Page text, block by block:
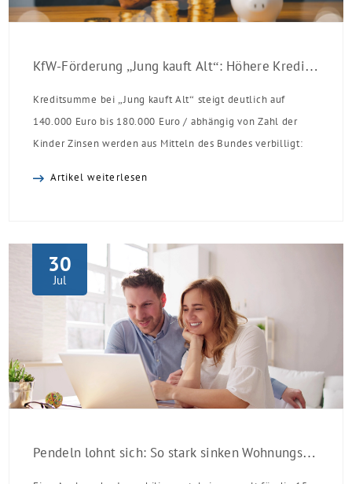
KfW-Förderung „Jung kauft Alt“: Höhere Kredite ab August 2026
Kreditsumme bei „Jung kauft Alt“ steigt deutlich auf
140.000 Euro bis 180.000 Euro / abhängig von Zahl der
Kinder Zinsen werden aus Mitteln des Bundes verbilligt:
Einzelmaßnahmen […]
Artikel weiterlesen
30
Jul
Pendeln lohnt sich: So stark sinken Wohnungspreise im Umland